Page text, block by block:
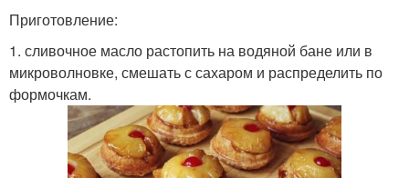
Приготовление:
1. сливочное масло растопить на водяной бане или в
микроволновке, смешать с сахаром и распределить по
формочкам.